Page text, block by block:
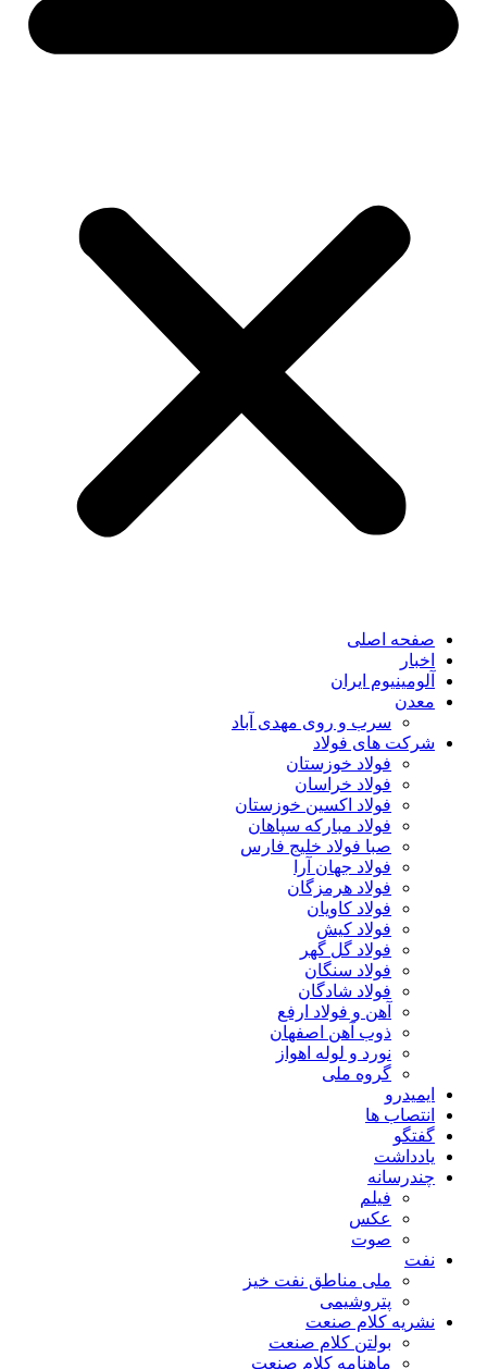
صفحه اصلی
اخبار
آلومینیوم ایران
معدن
سرب و روی مهدی آباد
شرکت های فولاد
فولاد خوزستان
فولاد خراسان
فولاد اکسین خوزستان
فولاد مبارکه سپاهان
صبا فولاد خلیج فارس
فولاد جهان آرا
فولاد هرمزگان
فولاد کاویان
فولاد کیش
فولاد گل گهر
فولاد سنگان
فولاد شادگان
آهن و فولاد ارفع
ذوب آهن اصفهان
نورد و لوله اهواز
گروه ملی
ایمیدرو
انتصاب ها
گفتگو
یادداشت
چندرسانه
فیلم
عکس
صوت
نفت
ملی مناطق نفت خیز
پتروشیمی
نشریه کلام صنعت
بولتن کلام صنعت
ماهنامه کلام صنعت